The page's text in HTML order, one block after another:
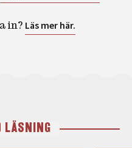
in? Läs mer här.
LÄSNING